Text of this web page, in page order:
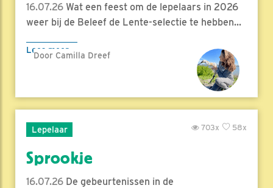
16.07.26 Wat een feest om de lepelaars in 2026
weer bij de Beleef de Lente-selectie te hebben...
Lees meer
Door Camilla Dreef
Lepelaar 58x
703x
Sprookje
16.07.26 De gebeurtenissen in de